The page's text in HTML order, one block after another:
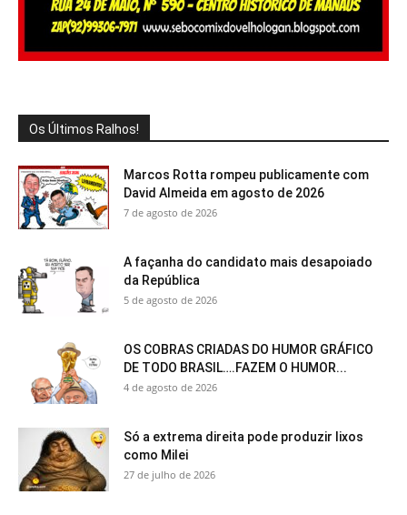
Os Últimos Ralhos!
Marcos Rotta rompeu publicamente com
David Almeida em agosto de 2026
7 de agosto de 2026
A façanha do candidato mais desapoiado
da República
5 de agosto de 2026
OS COBRAS CRIADAS DO HUMOR GRÁFICO
DE TODO BRASIL….FAZEM O HUMOR...
4 de agosto de 2026
Só a extrema direita pode produzir lixos
como Milei
27 de julho de 2026